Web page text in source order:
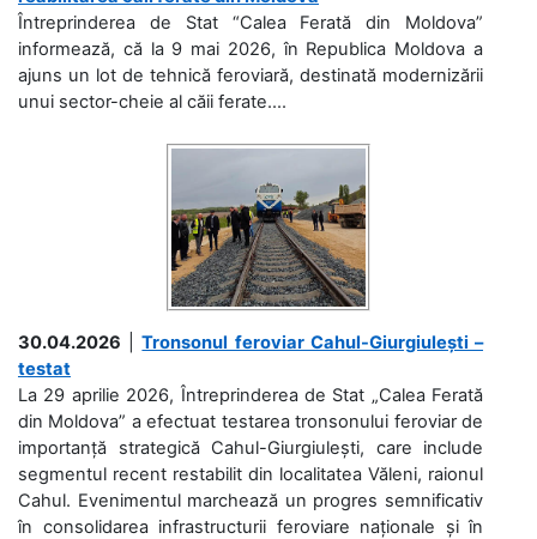
Întreprinderea de Stat “Calea Ferată din Moldova”
informează, că la 9 mai 2026, în Republica Moldova a
ajuns un lot de tehnică feroviară, destinată modernizării
unui sector-cheie al căii ferate....
30.04.2026 |Tronsonul feroviar Cahul-Giurgiulești –
testat
La 29 aprilie 2026, Întreprinderea de Stat „Calea Ferată
din Moldova” a efectuat testarea tronsonului feroviar de
importanță strategică Cahul-Giurgiulești, care include
segmentul recent restabilit din localitatea Văleni, raionul
Cahul. Evenimentul marchează un progres semnificativ
în consolidarea infrastructurii feroviare naționale și în